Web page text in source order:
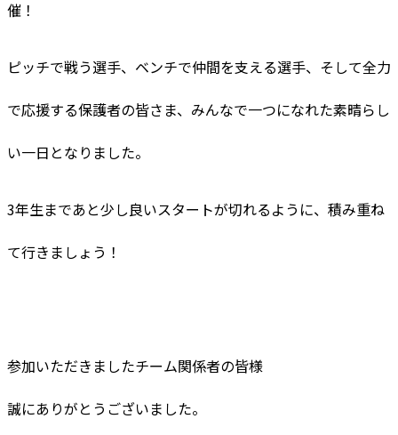
催！
ピッチで戦う選手、ベンチで仲間を支える選手、そして全力
で応援する保護者の皆さま、みんなで一つになれた素晴らし
い一日となりました。
3年生まであと少し良いスタートが切れるように、積み重ね
て行きましょう！
参加いただきましたチーム関係者の皆様
誠にありがとうございました。